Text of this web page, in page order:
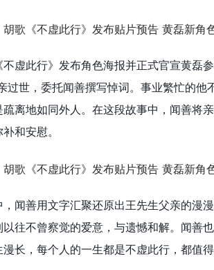
不虚此行》发布角色海报并正式官宣黄磊
过世，委托闻善撰写悼词。事业繁忙的
疏离地如同外人。在这段故事中，闻善将
和安慰。
，闻善用文字汇聚还原出王先生父亲的漫
以往不曾察觉的爱意，与遗憾和解。闻善
长，每个人的一生都是不虚此行，都值得